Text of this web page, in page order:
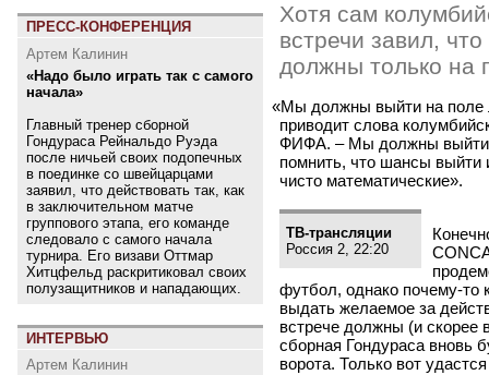
Хотя сам
встречи завил,
должны только на
«Мы должны выйти на поле
приводит слова
ФИФА. – Мы должны выйти
помнить, что шансы выйти
чисто математические».
ТВ-трансляции
Россия 2, 22:20
футбол, однако почему-то
выдать желаемое за
встрече должны (и скорее
сборная Гондураса вновь
ворота. Только вот
ПРЕСС-КОНФЕРЕНЦИЯ
Артем Калинин
«Надо было играть так с самого
начала»
Главный тренер сборной
Гондураса Рейнальдо Руэда
после ничьей своих подопечных
в поединке со швейцарцами
заявил, что действовать так, как
в заключительном матче
группового этапа, его команде
следовало с самого начала
турнира. Его визави Оттмар
Хитцфельд раскритиковал своих
полузащитников и нападающих.
ИНТЕРВЬЮ
Артем Калинин